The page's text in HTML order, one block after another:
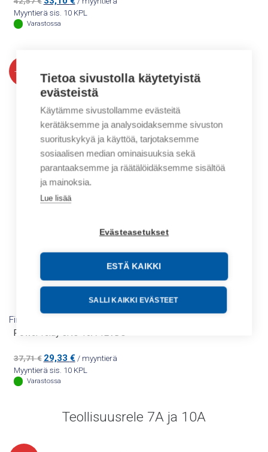
Tietoa sivustolla käytetyistä
evästeistä
Käytämme sivustollamme evästeitä
kerätäksemme ja analysoidaksemme sivuston
suorituskykyä ja käyttöä, tarjotaksemme
sosiaalisen median ominaisuuksia sekä
parantaaksemme ja räätälöidäksemme sisältöä
ja mainoksia.
Lue lisää
Evästeasetukset
ESTÄ KAIKKI
SALLI KAIKKI EVÄSTEET
hinta
oli:
hinta
Myyntierä sis. 10 KPL
Varastossa
-23%
Finder
Power relay 3NO 16A 12VDC
37,71€ Alkuperäinen
hinta
oli:
29,33 €Nykyinen
hinta
/ myyntierä
Myyntierä sis. 10 KPL
Varastossa
Teollisuusrele 7A ja 10A